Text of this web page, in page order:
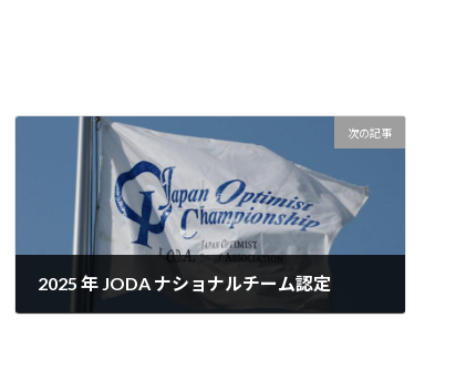
次の記事
2025 年 JODA ナショナルチーム認定